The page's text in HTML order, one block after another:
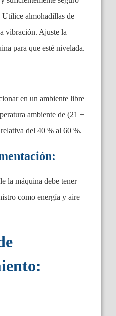
Utilice almohadillas de
vibración. Ajuste la
para que esté nivelada.
en un ambiente libre
ambiente de (21 ±
del 40 % al 60 %.
la máquina debe tener
como energía y aire